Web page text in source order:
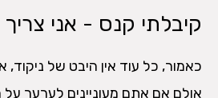
קיבלתי קנס - אני צריך
כאמור, כל עוד אין היבט של ניקוד,
אולם אם אתם מעוניינים לערער